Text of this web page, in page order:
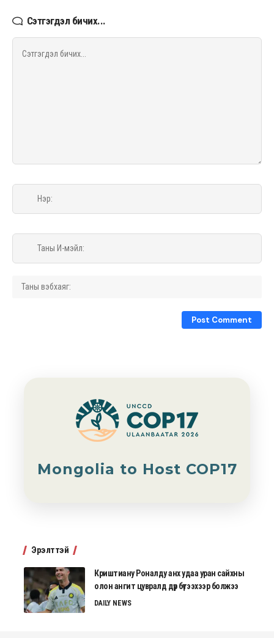
Сэтгэгдэл бичих...
Mongolia to Host COP17
Эрэлттэй
Криштиану Роналду анх удаа уран сайхны
олон ангит цувралд дүр бүтээхээр болжээ
DAILY NEWS